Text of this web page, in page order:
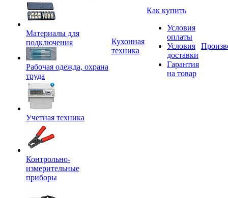
Материалы для
подключения
Рабочая одежда, охрана
труда
Учетная техника
Контрольно-
измерительные
приборы
Кухонная
техника
Как купить
Условия
оплаты
Условия
доставки
Гарантия
на товар